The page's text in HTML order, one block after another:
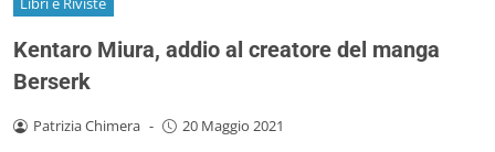
Kentaro Miura, addio al creatore del manga
Berserk
Patrizia Chimera - 20 Maggio 2021